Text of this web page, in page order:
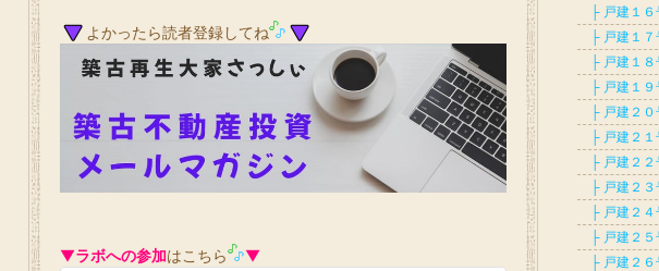
よかったら読者登録してね
▼ラボへの参加はこちら ▼
├ 戸建１６
├ 戸建１７
├ 戸建１８
├ 戸建１９
├ 戸建２０
├ 戸建２１
├ 戸建２２
├ 戸建２３
├ 戸建２４
├ 戸建２５
├ 戸建２６